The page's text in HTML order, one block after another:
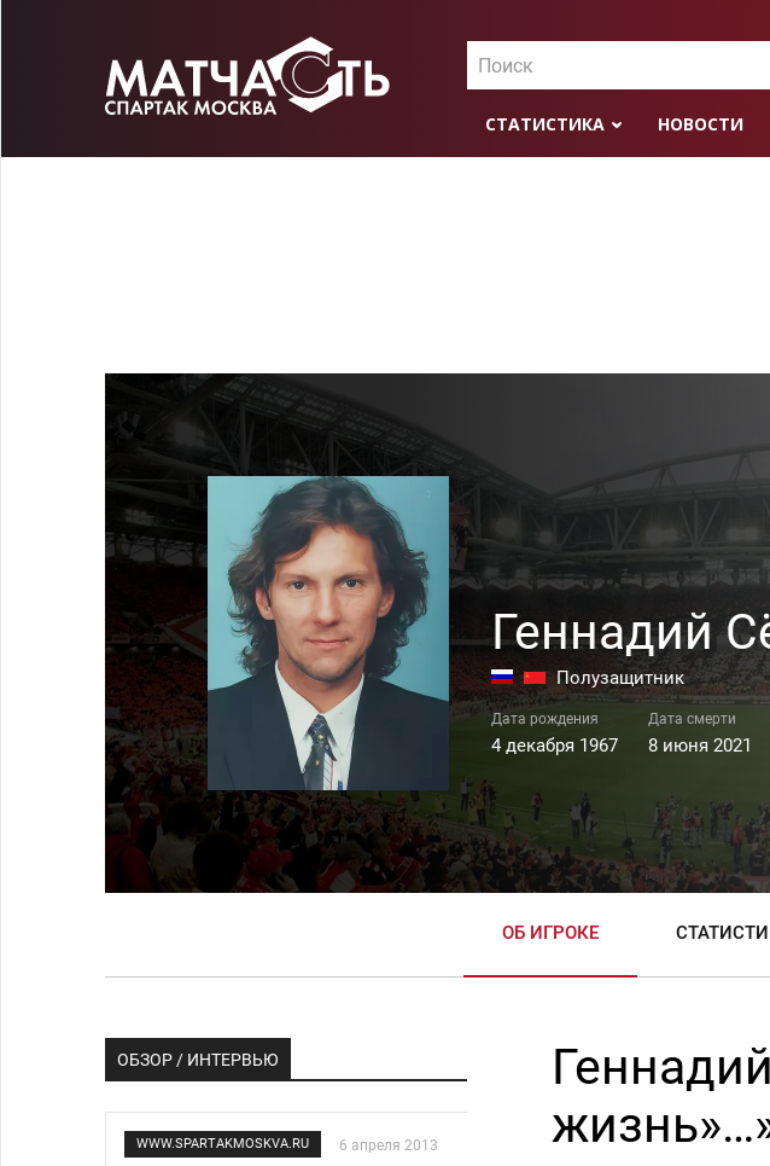
Поиск
СТАТИСТИКА НОВОСТИ
Геннадий
Полузащитник
4 декабря 1967 8 июня 2021
ОБ ИГРОКЕ
ОБЗОР / ИНТЕРВЬЮ
WWW.SPARTAKMOSKVA.RU 6 апреля 2013